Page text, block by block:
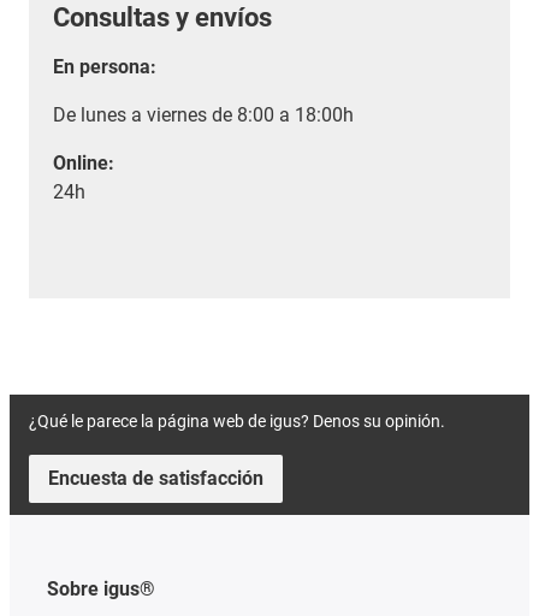
Consultas y envíos
En persona:
De lunes a viernes de 8:00 a 18:00h
Online:
24h
¿Qué le parece la página web de igus? Denos su opinión.
Encuesta de satisfacción
Sobre igus®